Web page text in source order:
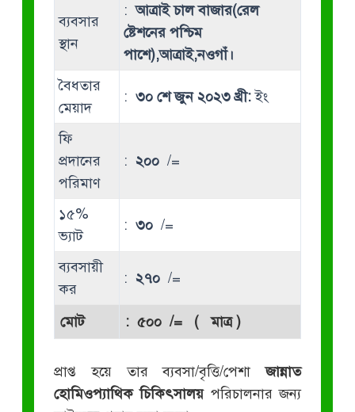
ব্যবসার
স্থান
:আত্রাই চাল বাজার(রেল
ষ্টেশনের পশ্চিম
পাশে),আত্রাই,নওগাঁ।
বৈধতার
মেয়াদ
: ৩০ শে জুন ২০২৩ খ্রী:ইং
ফি
প্রদানের
পরিমাণ
: ২০০/=
১৫%
ভ্যাট
: ৩০/=
ব্যবসায়ী
কর
: ২৭০/=
মোট : ৫০০/= ( মাত্র )
প্রাপ্ত হয়ে তার ব্যবসা/বৃত্তি/পেশাজান্নাত
হোমিওপ্যাথিক চিকিৎসালয় পরিচালনার জন্য